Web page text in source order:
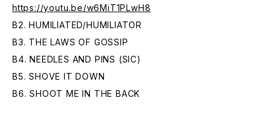
https://youtu.be/w6MiT1PLwH8
B2. HUMILIATED/HUMILIATOR
B3. THE LAWS OF GOSSIP
B4. NEEDLES AND PINS (SIC)
B5. SHOVE IT DOWN
B6. SHOOT ME IN THE BACK